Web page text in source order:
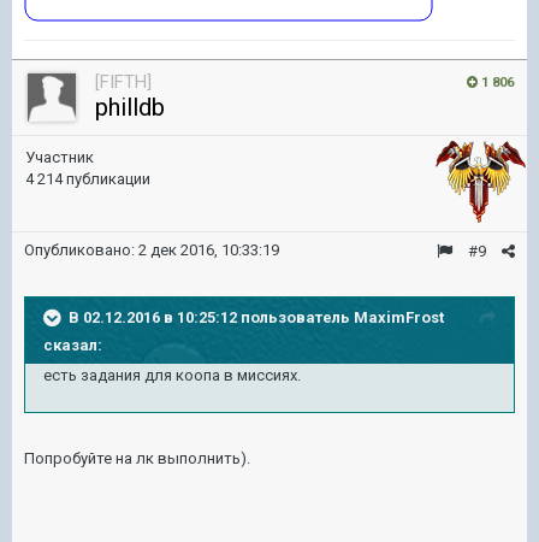
1 806
[FIFTH]
philldb
Участник
4 214 публикации
#9
Опубликовано: 2 дек 2016, 10:33:19
В 02.12.2016 в 10:25:12 пользователь MaximFrost
сказал:
есть задания для коопа в миссиях.
Попробуйте на лк выполнить).